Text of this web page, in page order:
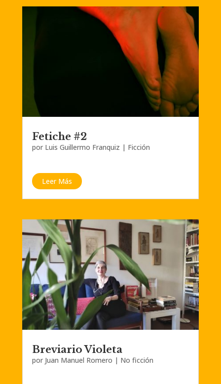
Fetiche #2
por Luis Guillermo Franquiz | Ficción
Leer Más
Breviario Violeta
por Juan Manuel Romero | No ficción